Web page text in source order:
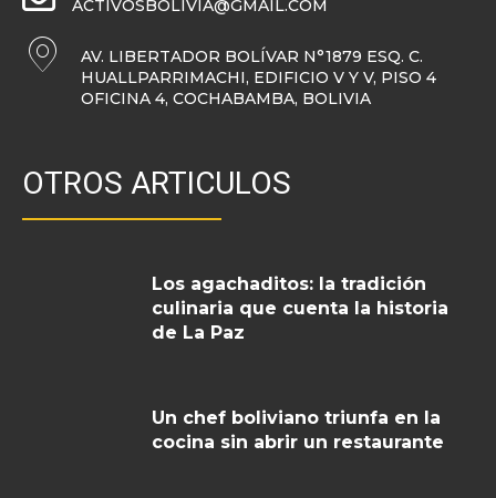
ACTIVOSBOLIVIA@GMAIL.COM
AV. LIBERTADOR BOLÍVAR N°1879 ESQ. C.
HUALLPARRIMACHI, EDIFICIO V Y V, PISO 4
OFICINA 4, COCHABAMBA, BOLIVIA
OTROS ARTICULOS
Los agachaditos: la tradición
culinaria que cuenta la historia
de La Paz
Un chef boliviano triunfa en la
cocina sin abrir un restaurante